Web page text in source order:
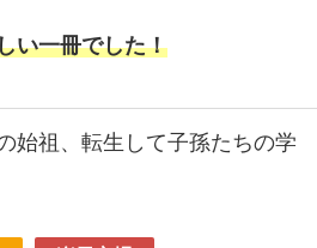
い一冊でした！
始祖、転生して子孫たちの学